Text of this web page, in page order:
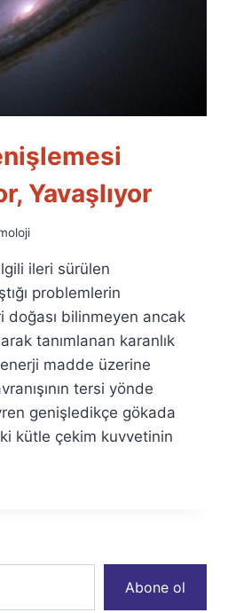
Yavaşlıyor
ileri sürülen
problemlerin
doğası bilinmeyen ancak
tanımlanan karanlık
madde üzerine
tersi yönde
genişledikçe gökada
kütle çekim kuvvetinin
Abone ol